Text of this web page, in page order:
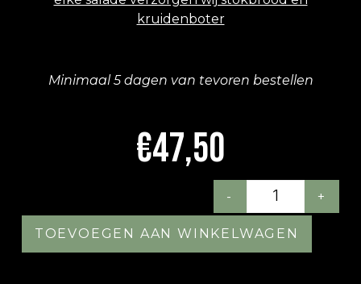
kruidenboter
Minimaal 5 dagen van tevoren bestellen
€47,50
- +
TOEVOEGEN AAN WINKELWAGEN